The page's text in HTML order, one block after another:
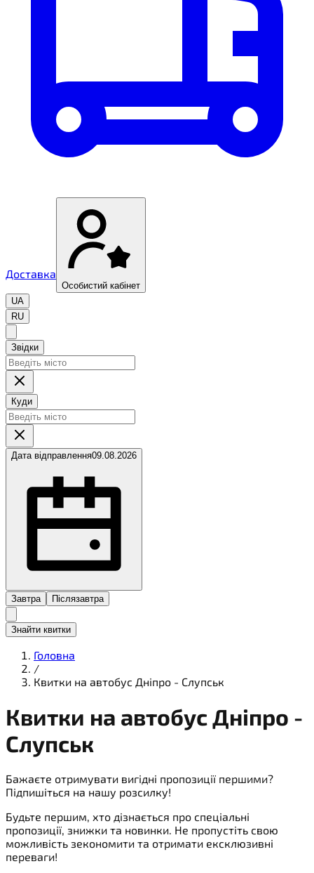
Доставка
Особистий кабінет
UA
RU
Звідки
Куди
Дата відправлення09.08.2026
Завтра Післязавтра
Знайти квитки
Головна
/
Квитки на автобус Дніпро - Слупськ
Квитки на автобусДніпро -
Слупськ
Бажаєте отримувати вигідні пропозиції першими?
Підпишіться на нашу розсилку!
Будьте першим, хто дізнається про спеціальні
пропозиції, знижки та новинки. Не пропустіть свою
можливість зекономити та отримати ексклюзивні
переваги!